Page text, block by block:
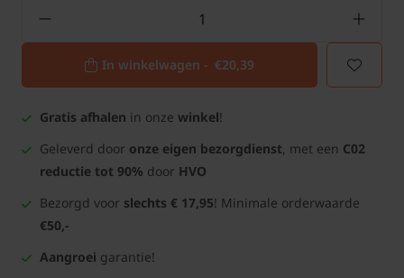
In winkelwagen - €20,39
Gratis afhalen in onze winkel!
Geleverd door onze eigen bezorgdienst, met een C02
reductie tot 90% door HVO
Bezorgd voor slechts € 17,95! Minimale orderwaarde
€50,-
Aangroei garantie!